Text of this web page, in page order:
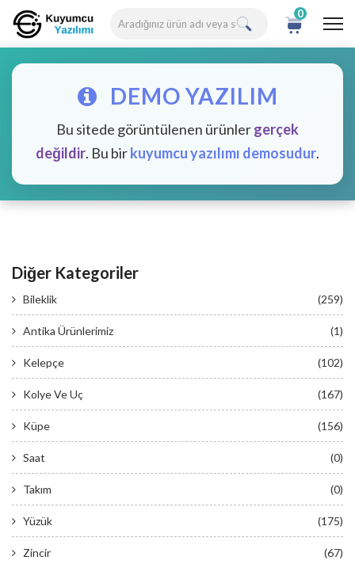
0
DEMO YAZILIM
Bu sitede görüntülenen ürünlergerçek
değildir. Bu birkuyumcu yazılımı demosudur.
Diğer Kategoriler
Bileklik (259)
Antika Ürünlerimiz (1)
Kelepçe (102)
Kolye Ve Uç (167)
Küpe (156)
Saat (0)
Takım (0)
Yüzük (175)
Zincir (67)